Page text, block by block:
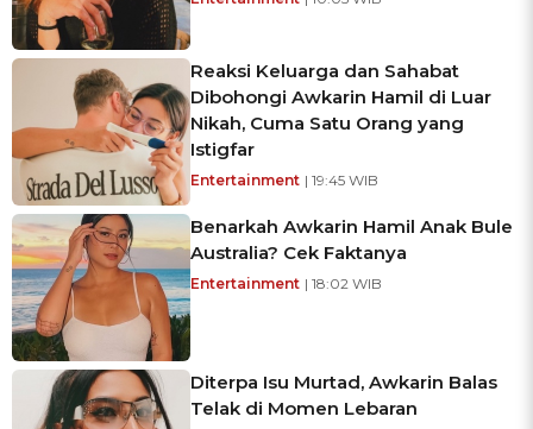
Reaksi Keluarga dan Sahabat
Dibohongi Awkarin Hamil di Luar
Nikah, Cuma Satu Orang yang
Istigfar
Entertainment | 19:45 WIB
Benarkah Awkarin Hamil Anak Bule
Australia? Cek Faktanya
Entertainment | 18:02 WIB
Diterpa Isu Murtad, Awkarin Balas
Telak di Momen Lebaran